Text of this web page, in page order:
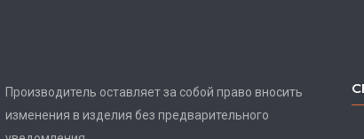
Производитель оставляет за собой право вносить
изменения в изделия без предварительного